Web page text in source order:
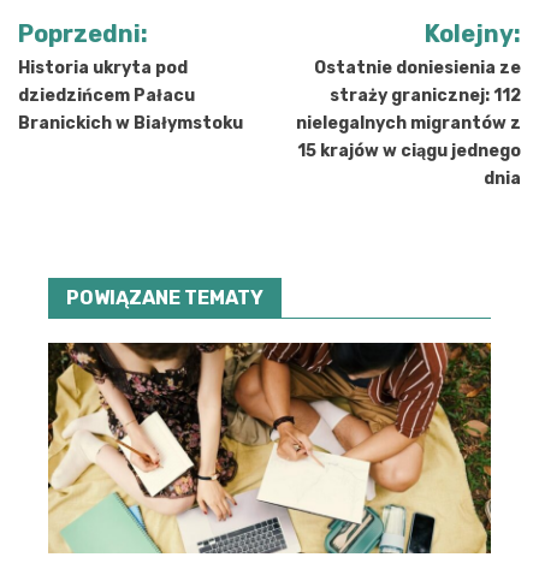
Nawigacja
wpisu
Poprzedni:
Historia ukryta pod
dziedzińcem Pałacu
Branickich w Białymstoku
Kolejny:
Ostatnie doniesienia ze
straży granicznej: 112
nielegalnych migrantów z
15 krajów w ciągu jednego
dnia
POWIĄZANE TEMATY